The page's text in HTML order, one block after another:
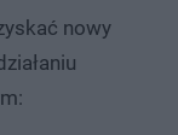
nowy